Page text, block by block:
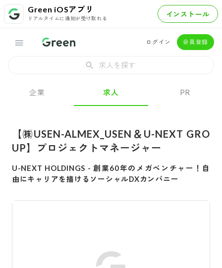
Green iOSアプリ
リアルタイムに通知が受け取れる インストール
ログイン 会員登録
求人を探す
企業 求人 PR
【㈱USEN-ALMEX_USEN＆U-NEXT GRO
UP】プロジェクトマネージャー
U-NEXT HOLDINGS -創業60年のメガベンチャー！自
由にキャリアを描けるソーシャルDXカンパニー